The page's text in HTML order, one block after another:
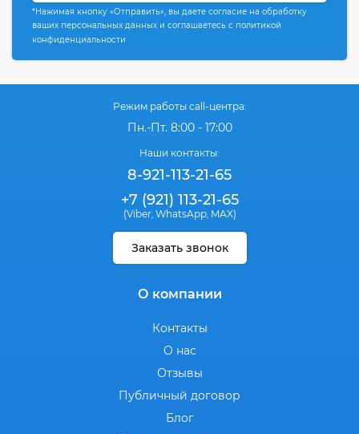
*Нажимая кнопку «Отправить», вы даете согласие на обработку
ваших персональных данных и соглашаетесь с политикой
конфиденциальности
Режим работы call-центра:
Пн.-Пт. 8:00 - 17:00
Наши контакты:
8-921-113-21-65
+7 (921) 113-21-65
(Viber, WhatsApp, MAX)
Заказать звонок
О компании
Контакты
О нас
Отзывы
Публичный договор
Блог